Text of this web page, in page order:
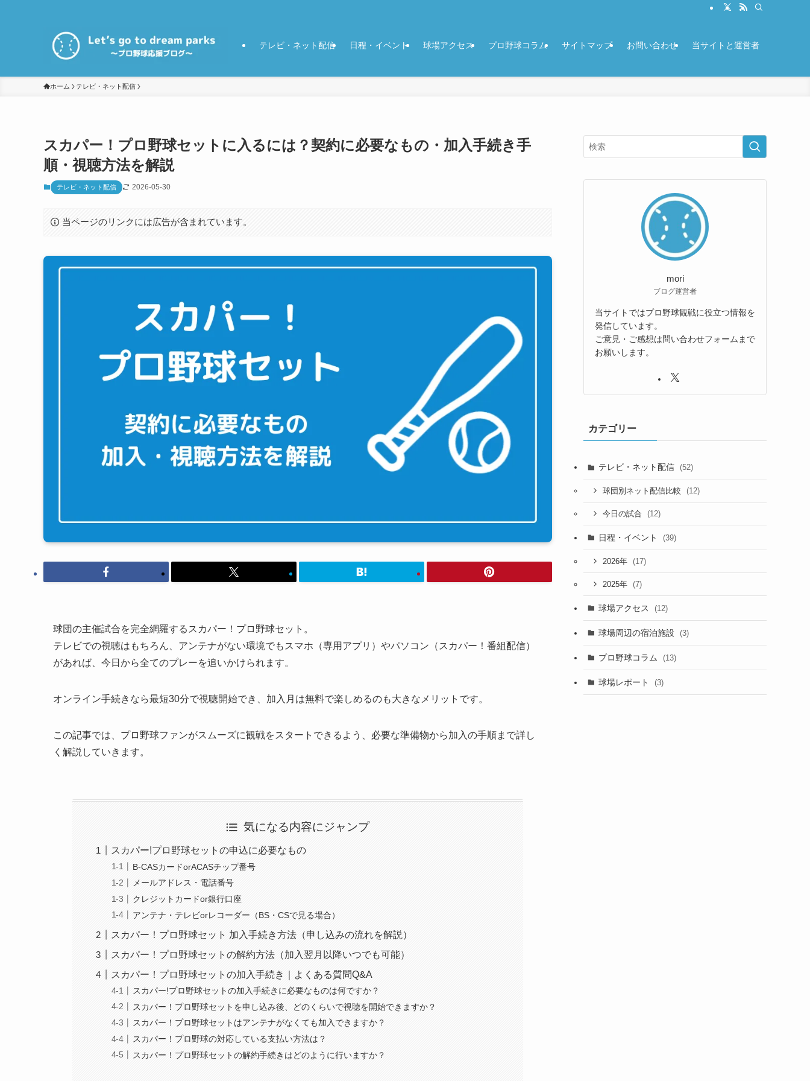
テレビ・ネット配信 日程・イベント 球場アクセス プロ野球コラム サイトマップ お問い合わせ 当サイトと運営者
ホーム テレビ・ネット配信
スカパー！プロ野球セットに入るには？契約に必要なもの・加入手続き手
順・視聴方法を解説
テレビ・ネット配信 2026-05-30
当ページのリンクには広告が含まれています。
球団の主催試合を完全網羅するスカパー！プロ野球セット。
テレビでの視聴はもちろん、アンテナがない環境でもスマホ（専用アプリ）やパソコン（スカパー！番組配信）
があれば、今日から全てのプレーを追いかけられます。
オンライン手続きなら最短30分で視聴開始でき、加入月は無料で楽しめるのも大きなメリットです。
この記事では、プロ野球ファンがスムーズに観戦をスタートできるよう、必要な準備物から加入の手順まで詳し
く解説していきます。
気になる内容にジャンプ
スカパー!プロ野球セットの申込に必要なもの
B-CASカードorACASチップ番号
メールアドレス・電話番号
クレジットカードor銀行口座
アンテナ・テレビorレコーダー（BS・CSで見る場合）
スカパー！プロ野球セット 加入手続き方法（申し込みの流れを解説）
スカパー！プロ野球セットの解約方法（加入翌月以降いつでも可能）
スカパー！プロ野球セットの加入手続き｜よくある質問Q&A
スカパー!プロ野球セットの加入手続きに必要なものは何ですか？
スカパー！プロ野球セットを申し込み後、どのくらいで視聴を開始できますか？
スカパー！プロ野球セットはアンテナがなくても加入できますか？
スカパー！プロ野球の対応している支払い方法は？
スカパー！プロ野球セットの解約手続きはどのように行いますか？
mori
ブログ運営者
当サイトではプロ野球観戦に役立つ情報を
発信しています。
ご意見・ご感想は問い合わせフォームまで
お願いします。
カテゴリー
テレビ・ネット配信 (52)
球団別ネット配信比較 (12)
今日の試合 (12)
日程・イベント (39)
2026年 (17)
2025年 (7)
球場アクセス (12)
球場周辺の宿泊施設 (3)
プロ野球コラム (13)
球場レポート (3)